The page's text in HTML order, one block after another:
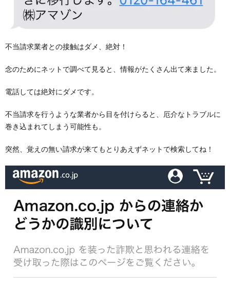
不当請求業者との接触はダメ、絶対！
念のためにネットで調べて見ると、情報がたくさん出て来ました。
電話しては絶対にダメです。
不当請求を行うような業者から目を付けらると、厄介なトラブルに
巻き込まれてしまう可能性も。
突然、覚えの無い請求が来てもとりあえずネットで検索してね！